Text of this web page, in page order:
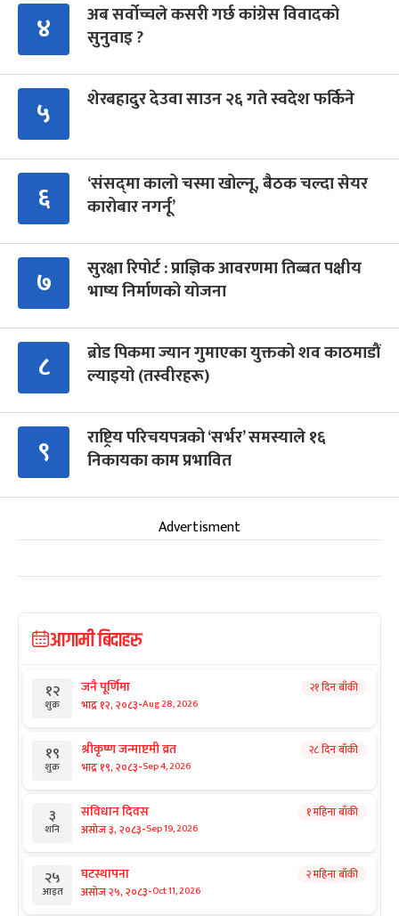
४
अब सर्वोच्चले कसरी गर्छ कांग्रेस विवादको
सुनुवाइ ?
५ शेरबहादुर देउवा साउन २६ गते स्वदेश फर्किने
६
‘संसद्‍मा कालो चस्मा खोल्नू, बैठक चल्दा सेयर
कारोबार नगर्नू’
७
सुरक्षा रिपोर्ट : प्राज्ञिक आवरणमा तिब्बत पक्षीय
भाष्य निर्माणको योजना
८
ब्रोड पिकमा ज्यान गुमाएका युक्तको शव काठमाडौं
ल्याइयो (तस्वीरहरू)
९
राष्ट्रिय परिचयपत्रको ‘सर्भर’ समस्याले १६
निकायका काम प्रभावित
Advertisment
आगामी बिदाहरु
१२
शुक्र
जनै पूर्णिमा
भाद्र १२, २०८३-Aug 28, 2026
२१ दिन बाँकी
१९
शुक्र
श्रीकृष्ण जन्माष्टमी व्रत
भाद्र १९, २०८३-Sep 4, 2026
२८ दिन बाँकी
३
शनि
संविधान दिवस
असोज ३, २०८३-Sep 19, 2026
१ महिना बाँकी
२५
आइत
घटस्थापना
असोज २५, २०८३-Oct 11, 2026
२ महिना बाँकी